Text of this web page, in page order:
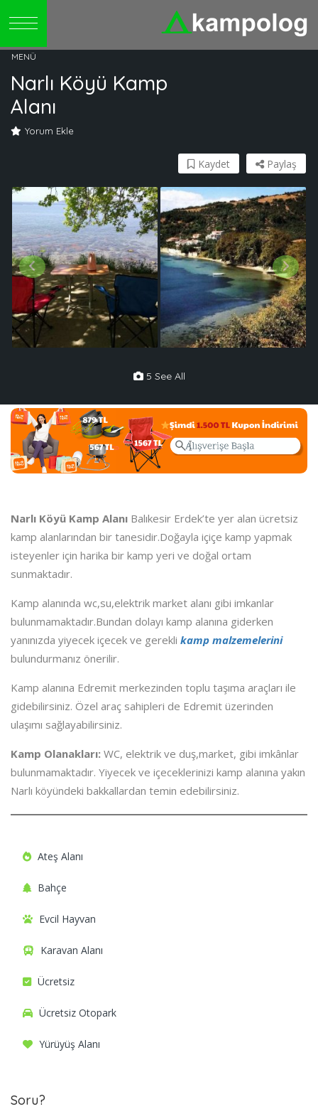
Narlı Köyü Kamp
Alanı
Yorum Ekle
Paylaş
Kaydet
5 See All
Narlı Köyü Kamp Alanı Balıkesir Erdek’te yer alan ücretsiz
kamp alanlarından bir tanesidir.Doğayla içiçe kamp yapmak
isteyenler için harika bir kamp yeri ve doğal ortam
sunmaktadır.
Kamp alanında wc,su,elektrik market alanı gibi imkanlar
bulunmamaktadır.Bundan dolayı kamp alanına giderken
yanınızda yiyecek içecek ve gerekli kamp malzemelerini
bulundurmanız önerilir.
Kamp alanına Edremit merkezinden toplu taşıma araçları ile
gidebilirsiniz. Özel araç sahipleri de Edremit üzerinden
ulaşımı sağlayabilirsiniz.
Kamp Olanakları: WC, elektrik ve duş,market, gibi imkânlar
bulunmamaktadır. Yiyecek ve içeceklerinizi kamp alanına yakın
Narlı köyündeki bakkallardan temin edebilirsiniz.
Ateş Alanı
Bahçe
Evcil Hayvan
Karavan Alanı
Ücretsiz
Ücretsiz Otopark
Yürüyüş Alanı
Soru?